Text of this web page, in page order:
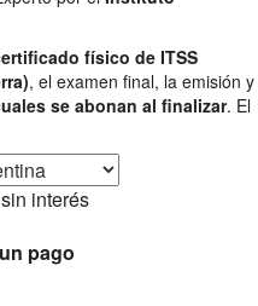
físico de ITSS
, el examen final, la emisión y
se abonan al finalizar. El
interés
pago